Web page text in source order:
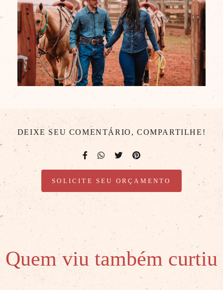
DEIXE SEU COMENTÁRIO, COMPARTILHE!
SOLICITE SEU ORÇAMENTO
Quem viu também curtiu